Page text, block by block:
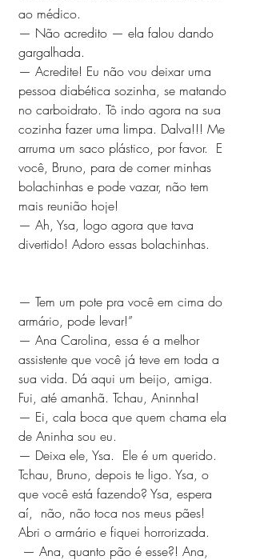
ao médico.
— Não acredito — ela falou dando
gargalhada.
— Acredite! Eu não vou deixar uma
pessoa diabética sozinha, se matando
no carboidrato. Tô indo agora na sua
cozinha fazer uma limpa. Dalva!!! Me
arruma um saco plástico, por favor.  E
você, Bruno, para de comer minhas
bolachinhas e pode vazar, não tem
mais reunião hoje!
— Ah, Ysa, logo agora que tava
divertido! Adoro essas bolachinhas.
— Tem um pote pra você em cima do
armário, pode levar!”
— Ana Carolina, essa é a melhor
assistente que você já teve em toda a
sua vida. Dá aqui um beijo, amiga.
Fui, até amanhã. Tchau, Aninnha!
— Ei, cala boca que quem chama ela
de Aninha sou eu.
— Deixa ele, Ysa.  Ele é um querido.
Tchau, Bruno, depois te ligo. Ysa, o
que você está fazendo? Ysa, espera
aí,  não, não toca nos meus pães!
Abri o armário e fiquei horrorizada.